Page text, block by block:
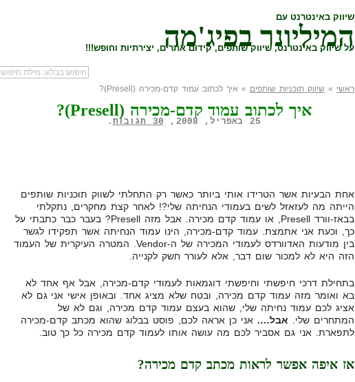
שיווק באינטרנט עם
המיליונר בפיג'מה
על שיווק באינטרנט, שיווק שותפים, קידום אתרים, יצירתיות וחופש!!!
הבלוג
ראשי » שיווק תוכניות שותפים » איך לכתוב עמוד קדם-מכירה (Presell)?
איך לכתוב עמוד קדם-מכירה (Presell)?
25 באפריל, 2008, 30 תגובות .
אחת הבעיות אשר הטרידו אותי ביותר כאשר רק התחלתי לשווק תוכניות שותפים
הייתה מה לעזאזל לשים בעמודי הנחיתה שלי?! לאחר קצת מחקרים, נתקלתי
בבאז-וורד Presell, או עמוד קדם מכירה. אבל מזה Presell? בעבר כבר כתבתי על
כך, וכעת אני אתמצת. עמוד קדם-מכירה, הינו עמוד הנחיתה אשר תפקידו לגשר
בין מודעות האדוורדס לעמודי המכירה של ה-Vendor. המטרה העיקרית של העמוד
הזה היא לא למכור שום דבר, אלא לעורר חשק לקנייה.
בתחילת דרכי חיפשתי וחיפשתי דוגמאות לעמודי קדם-מכירה, אבל אף אחד לא
בא ואומר מזה עמוד קדם מכירה, ובטח שלא מציג אחד. ובאופן אישי אני גם לא
אציג לכם עמוד נחיתה שלי, שהוא בעצם עמוד קדם מכירה, וגם לא של
המתחרים שלי. אבל…. אני כן אראה לכם, פוסט בבלוג שהוא מכתב קדם-מכירה
לתפארת. אני גם אסביר לכם מה עושה אותו לעמוד קדם מכירה כל כך טוב.
אז איפה אפשר לראות מכתב קדם מכירה?